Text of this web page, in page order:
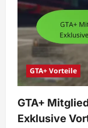
GTA+ Vorteile
GTA+
Exklusive